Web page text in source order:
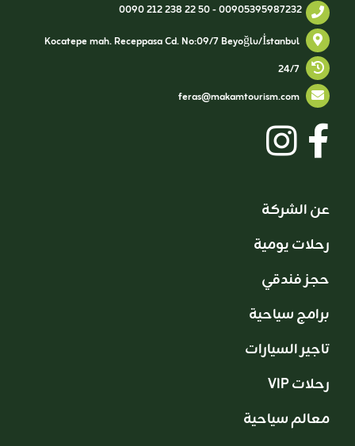
0090 212 238 22 50-00905395987232
feras@makamtourism.com
عن الشركة
رحلات يومية
حجز فندقي
برامج سياحية
تاجير السيارات
VIP رحلات
معالم سياحية